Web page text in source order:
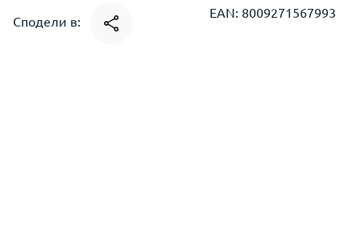
Сподели в:
EAN: 8009271567993